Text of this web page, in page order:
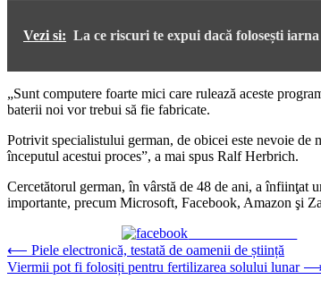
Vezi si: La ce riscuri te expui dacă folosești
„Sunt computere foarte mici care rulează aceste
baterii noi vor trebui să fie fabricate.
Potrivit specialistului german, de obicei este nevoie de
începutul acestui proces”, a mai spus Ralf Herbrich.
Cercetătorul german, în vârstă de 48 de ani, a înfiinţat
importante, precum Microsoft, Facebook, Amazon şi
Navigare
în
⟵ Piele electronică, testată de oamenii de știință
Viermii pot fi folosiți pentru fertilizarea solului lunar